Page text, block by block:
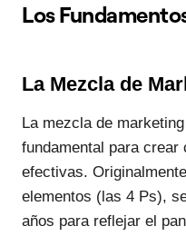
Los
La Mezcla de
La mezcla de
fundamental para crear
efectivas.
elementos (las 4 Ps),
años para reflejar el